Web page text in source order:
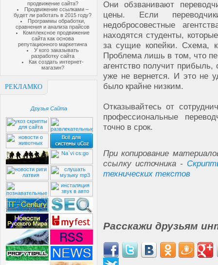
продвижение сайта?
Продвижение ссылками –
будет ли работать в 2015 году?
Программы обработки,
сравнения и анализа прайсов
Комплексное продвижение
сайта как основа
репутационного маркетинга
У кого заказывать
разработку сайта
Как создать интернет-
магазин?
РЕКЛАМКО
Друзья Сайта
Они обзванивают
цены. Если
недобросовестные
находятся студенты,
за сущие копейки. Схема,
Проблема лишь в том, что
агентство получит
уже не вернется. И это не
было крайне низким.
Отказывайтесь от
профессиональные
точно в срок.
При копирование
ссылку источника -
технических текстов
Расскажи друзьям